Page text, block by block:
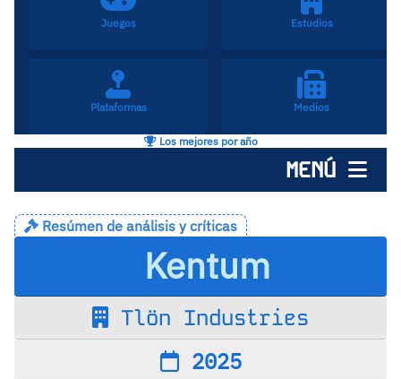
Juegos Estudios
Plataformas Medios
Los mejores por año
MENÚ
Resúmen de análisis y críticas
Kentum
Tlön Industries
2025